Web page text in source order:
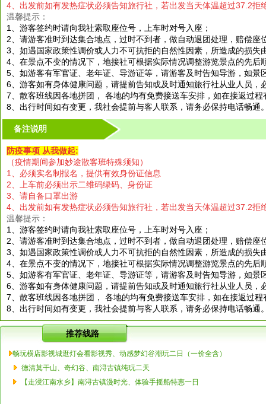
4、出发前如有发热症状必须告知旅行社，若出发当天体温超过37.2拒
温馨提示：
1、游客签约时请向我社索取座位号，上车时对号入座；
2、请游客准时到达集合地点，过时不到者，做自动退团处理，赔偿座
3、如遇国家政策性调价或人力不可抗拒的自然性因素，所造成的损失
4、在景点不变的情况下，地接社可根据实际情况调整游览景点的先后
5、如游客有军官证、老年证、导游证等，请游客及时告知导游，如
6、游客如有身体健康问题，请提前告知或及时通知旅行社从业人员，
7、散客班线因各地拼团， 各地的均有免费接送车安排，如在接返过
8、出行时间如有变更，我社会提前与客人联系，请务必保持电话畅
备注说明
防疫事项 从我做起:
（疫情期间参加妙途散客班特殊须知）
1、必须实名制报名，提供有效身份证信息
2、上车前必须出示二维码绿码、身份证
3、请自备口罩出游
4、出发前如有发热症状必须告知旅行社，若出发当天体温超过37.2拒
温馨提示：
1、游客签约时请向我社索取座位号，上车时对号入座；
2、请游客准时到达集合地点，过时不到者，做自动退团处理，赔偿座
3、如遇国家政策性调价或人力不可抗拒的自然性因素，所造成的损失
4、在景点不变的情况下，地接社可根据实际情况调整游览景点的先后
5、如游客有军官证、老年证、导游证等，请游客及时告知导游，如
6、游客如有身体健康问题，请提前告知或及时通知旅行社从业人员，
7、散客班线因各地拼团， 各地的均有免费接送车安排，如在接返过
8、出行时间如有变更，我社会提前与客人联系，请务必保持电话畅
推荐线路
畅玩横店影视城逛灯会看影视秀、动感梦幻谷潮玩二日（一价全含）
德清莫干山、奇幻谷、南浔古镇纯玩二天
【走浸江南水乡】南浔古镇漫时光、体验手摇船特惠一日